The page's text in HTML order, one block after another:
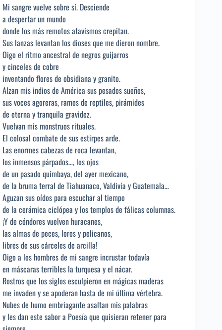
Mi sangre vuelve sobre sí. Desciende
a despertar un mundo
donde los más remotos atavismos crepitan.
Sus lanzas levantan los dioses que me dieron nombre.
Oigo el ritmo ancestral de negros guijarros
y cinceles de cobre
inventando flores de obsidiana y granito.
Alzan mis indios de América sus pesados sueños,
sus voces agoreras, ramos de reptiles, pirámides
de eterna y tranquila gravidez.
Vuelvan mis monstruos rituales.
El colosal combate de sus estirpes arde.
Las enormes cabezas de roca levantan,
los inmensos párpados…, los ojos
de un pasado quimbaya, del ayer mexicano,
de la bruma terral de Tiahuanaco, Valdivia y Guatemala…
Aguzan sus oídos para escuchar al tiempo
de la cerámica ciclópea y los templos de fálicas columnas.
¡Y de cóndores vuelven huracanes,
las almas de peces, loros y pelicanos,
libres de sus cárceles de arcilla!
Oigo a los hombres de mi sangre incrustar todavía
en máscaras terribles la turquesa y el nácar.
Rostros que los siglos esculpieron en mágicas maderas
me invaden y se apoderan hasta de mi última vértebra.
Nubes de humo embriagante asaltan mis palabras
y les dan este sabor a Poesía que quisieran retener para